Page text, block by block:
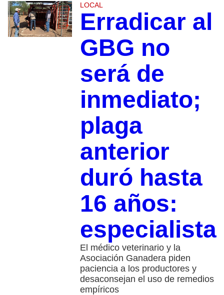
LOCAL
Erradicar al
GBG no
será de
inmediato;
plaga
anterior
duró hasta
16 años:
especialista
El médico veterinario y la
Asociación Ganadera piden
paciencia a los productores y
desaconsejan el uso de remedios
empíricos